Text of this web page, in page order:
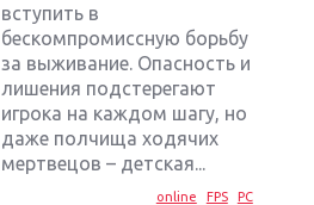
вступить в
бескомпромиссную борьбу
за выживание. Опасность и
лишения подстерегают
игрока на каждом шагу, но
даже полчища ходячих
мертвецов – детская...
online FPS PC